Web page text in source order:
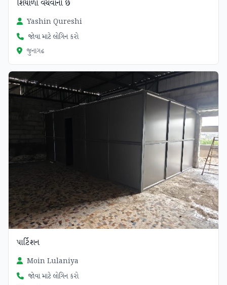
શિયાળો વેચવાનો છે
Yashin Qureshi
જોવા માટે લોગિન કરો
જુનાગઢ
પાર્ટિશન
Moin Lulaniya
જોવા માટે લોગિન કરો